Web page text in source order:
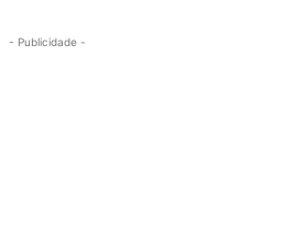
- Publicidade -